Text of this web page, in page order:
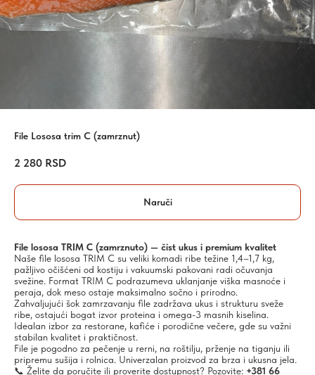
File Lososa trim C (zamrznut)
2 280 RSD
Naruči
File lososa TRIM C (zamrznuto) — čist ukus i premium kvalitet
Naše file lososa TRIM C su veliki komadi ribe težine 1,4–1,7 kg,
pažljivo očišćeni od kostiju i vakuumski pakovani radi očuvanja
svežine. Format TRIM C podrazumeva uklanjanje viška masnoće i
peraja, dok meso ostaje maksimalno sočno i prirodno.
Zahvaljujući šok zamrzavanju file zadržava ukus i strukturu sveže
ribe, ostajući bogat izvor proteina i omega-3 masnih kiselina.
Idealan izbor za restorane, kafiće i porodične večere, gde su važni
stabilan kvalitet i praktičnost.
File je pogodno za pečenje u rerni, na roštilju, prženje na tiganju ili
pripremu sušija i rolnica. Univerzalan proizvod za brza i ukusna jela.
📞 Želite da poručite ili proverite dostupnost? Pozovite: +381 66